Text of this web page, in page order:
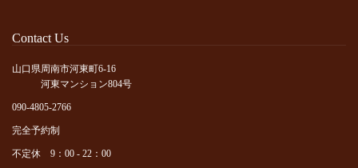
Contact Us
山口県周南市河東町6-16
河東マンション804号
090-4805-2766
完全予約制
不定休 9：00 - 22：00